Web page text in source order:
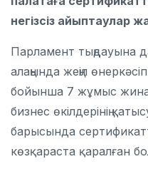
негізсіз айыптаулар
Парламент тыңдауына
алаңында жеңіл
бойынша 7 жұмыс
бизнес өкілдерінің
барысында
көзқараста қаралған